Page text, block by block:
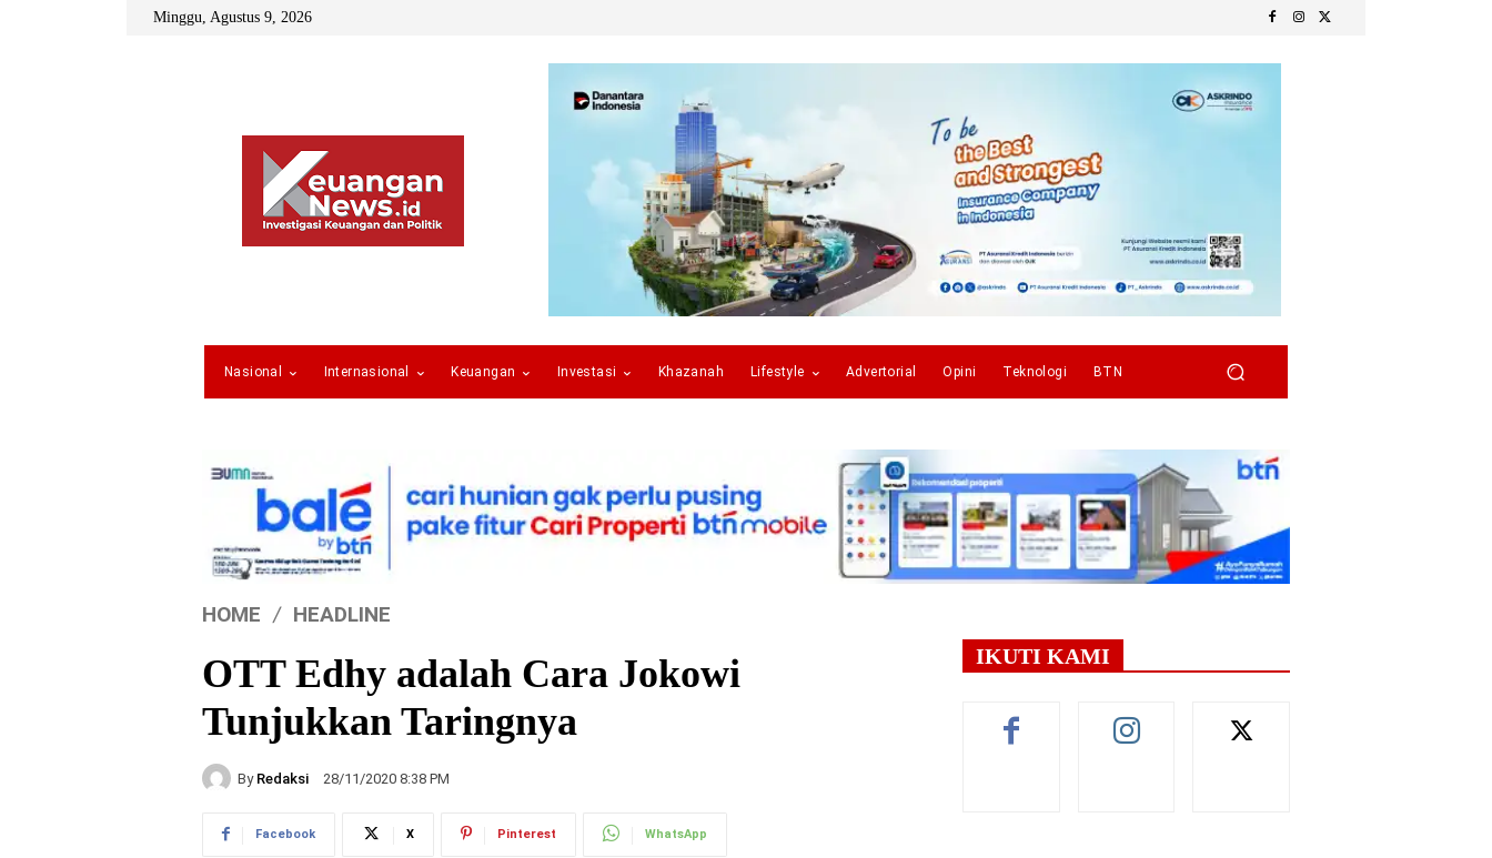
Minggu, Agustus 9, 2026
Nasional Internasional Keuangan Investasi Khazanah Lifestyle Advertorial Opini Teknologi BTN
HOME HEADLINE
OTT Edhy adalah Cara Jokowi
Tunjukkan Taringnya
By Redaksi 28/11/2020 8:38 PM
Facebook X Pinterest WhatsApp
IKUTI KAMI